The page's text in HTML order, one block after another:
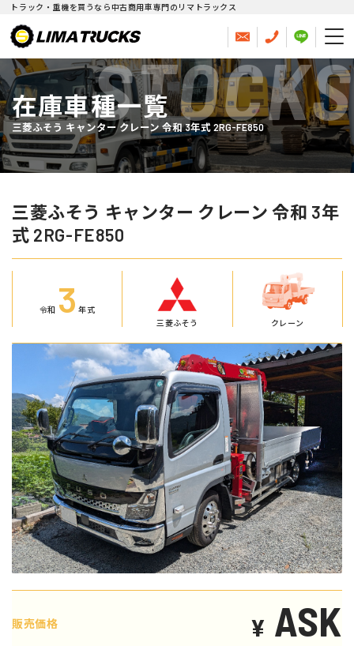
トラック・重機を買うなら中古商用車専門のリマトラックス
在庫車種一覧
三菱ふそう キャンター クレーン 令和 3年式 2RG-FE850
STOCKS
三菱ふそう キャンター クレーン 令和 3年
式 2RG-FE850
令和 3 年式
三菱ふそう
クレーン
販売価格 ¥ ASK